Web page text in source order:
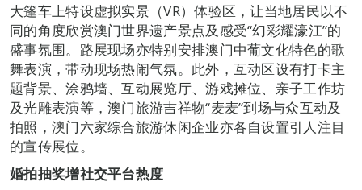
大篷车上特设虚拟实景（VR）体验区，让当地居民以不
同的角度欣赏澳门世界遗产景点及感受“幻彩耀濠江”的
盛事氛围。路展现场亦特别安排澳门中葡文化特色的歌
舞表演，带动现场热闹气氛。此外，互动区设有打卡主
题背景、涂鸦墙、互动展览厅、游戏摊位、亲子工作坊
及光雕表演等，澳门旅游吉祥物“麦麦”到场与众互动及
拍照，澳门六家综合旅游休闲企业亦各自设置引人注目
的宣传展位。
婚拍抽奖增社交平台热度